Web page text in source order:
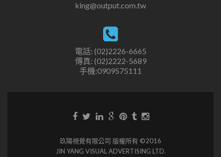
king@output.com.tw
電話: (02)2226-6665
傳真: (02)2222-5689
手機:0909575111
玖陽視覺有限公司 版權所有 ©2016
JIN YANG VISUAL ADVERTISING LTD.